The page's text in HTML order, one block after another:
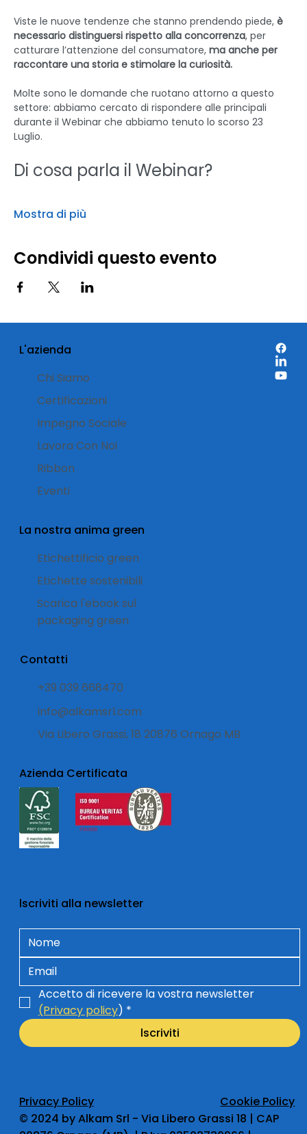
Viste le nuove tendenze che stanno prendendo piede, è
necessario distinguersi rispetto alla concorrenza, per
catturare l’attenzione del consumatore, ma anche per
raccontare una storia e stimolare la curiosità.
Molte sono le domande che ruotano attorno a questo
settore: abbiamo cercato di rispondere alle principali
durante il Webinar che abbiamo tenuto lo scorso 23
Luglio.
Di cosa parla il Webinar?
Mostra di più
Condividi questo evento
L'azienda
Chi Siamo
Certificazioni
Impegno Sociale
Lavora Con Noi
Ribbon
Eventi
lscriviti alla newsletter
Accetto di ricevere la vostra newsletter
(Privacy policy) *
lscriviti
​© 2024 by Alkam Srl - Via Libero Grassi 18 | CAP
Privacy Policy Cookie Policy
La nostra anima green
Etichettificio green
Etichette sostenibili
Scarica l'ebook sul
packaging green
Contatti
+39 039 668470
info@alkamsrl.com
Via Libero Grassi, 18 20876 Ornago MB
Azienda Certificata